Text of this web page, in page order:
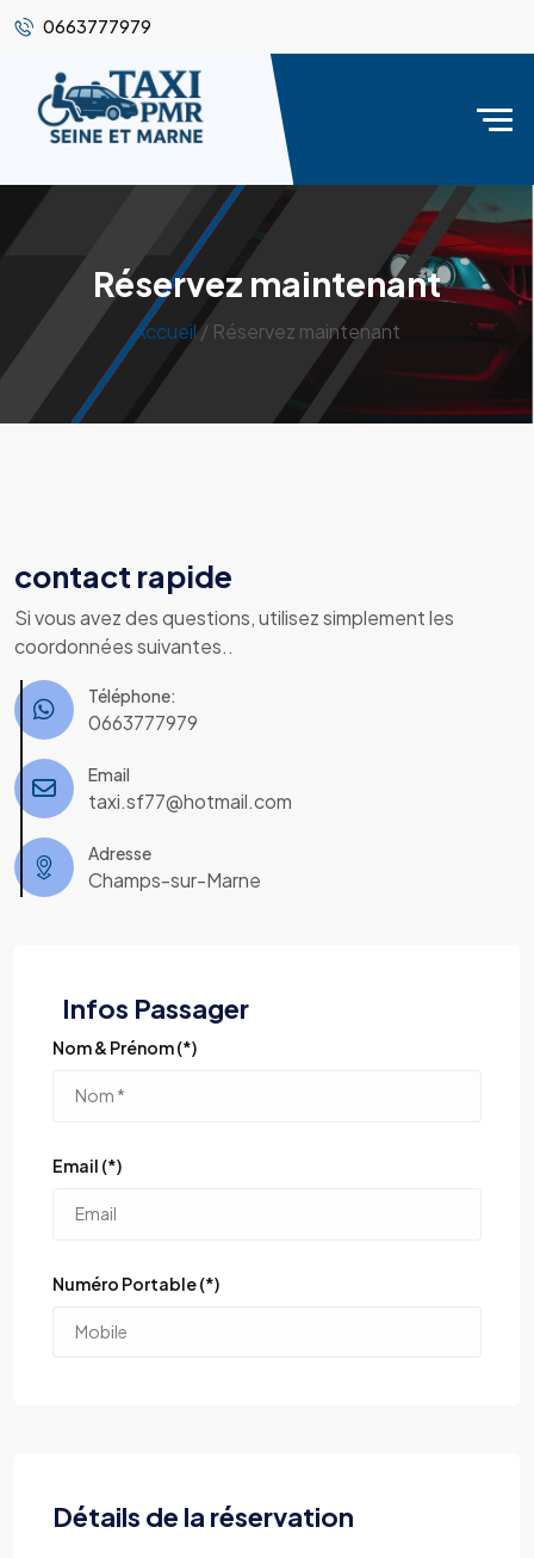
0663777979
Réservez maintenant
Accueil/ Réservez maintenant
contact rapide
Si vous avez des questions, utilisez simplement les
coordonnées suivantes..
Téléphone:
0663777979
Email
taxi.sf77@hotmail.com
Adresse
Champs-sur-Marne
Infos Passager
Nom & Prénom (*)
Email (*)
Numéro Portable (*)
Détails de la réservation